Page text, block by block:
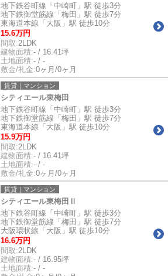
地下鉄谷町線「中崎町」駅 徒歩3分
地下鉄御堂筋線「梅田」駅 徒歩7分
東海道本線「大阪」駅 徒歩10分
15.6万円
間取:2LDK
建物面積:- / 16.41坪
土地面積:- / -
敷金/礼金:0ヶ月/0ヶ月
賃貸｜マンション
シティエール東梅田
地下鉄谷町線「中崎町」駅 徒歩3分
地下鉄御堂筋線「梅田」駅 徒歩7分
東海道本線「大阪」駅 徒歩10分
15.9万円
間取:2LDK
建物面積:- / 16.41坪
土地面積:- / -
敷金/礼金:0ヶ月/0ヶ月
賃貸｜マンション
シティエール東梅田Ⅱ
地下鉄谷町線「中崎町」駅 徒歩3分
地下鉄御堂筋線「梅田」駅 徒歩7分
大阪環状線「大阪」駅 徒歩10分
16.6万円
間取:2LDK
建物面積:- / 16.95坪
土地面積:- / -